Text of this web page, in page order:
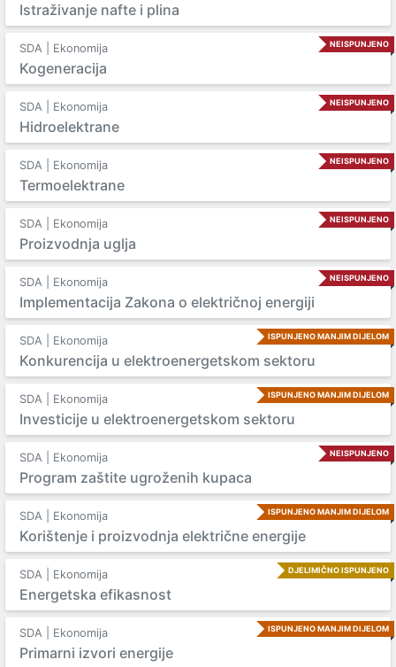
Istraživanje nafte i plina
NEISPUNJENO
SDA | Ekonomija
Kogeneracija
NEISPUNJENO
SDA | Ekonomija
Hidroelektrane
NEISPUNJENO
SDA | Ekonomija
Termoelektrane
NEISPUNJENO
SDA | Ekonomija
Proizvodnja uglja
NEISPUNJENO
SDA | Ekonomija
Implementacija Zakona o električnoj energiji
ISPUNJENO MANJIM DIJELOM
SDA | Ekonomija
Konkurencija u elektroenergetskom sektoru
ISPUNJENO MANJIM DIJELOM
SDA | Ekonomija
Investicije u elektroenergetskom sektoru
NEISPUNJENO
SDA | Ekonomija
Program zaštite ugroženih kupaca
ISPUNJENO MANJIM DIJELOM
SDA | Ekonomija
Korištenje i proizvodnja električne energije
DJELIMIČNO ISPUNJENO
SDA | Ekonomija
Energetska efikasnost
ISPUNJENO MANJIM DIJELOM
SDA | Ekonomija
Primarni izvori energije